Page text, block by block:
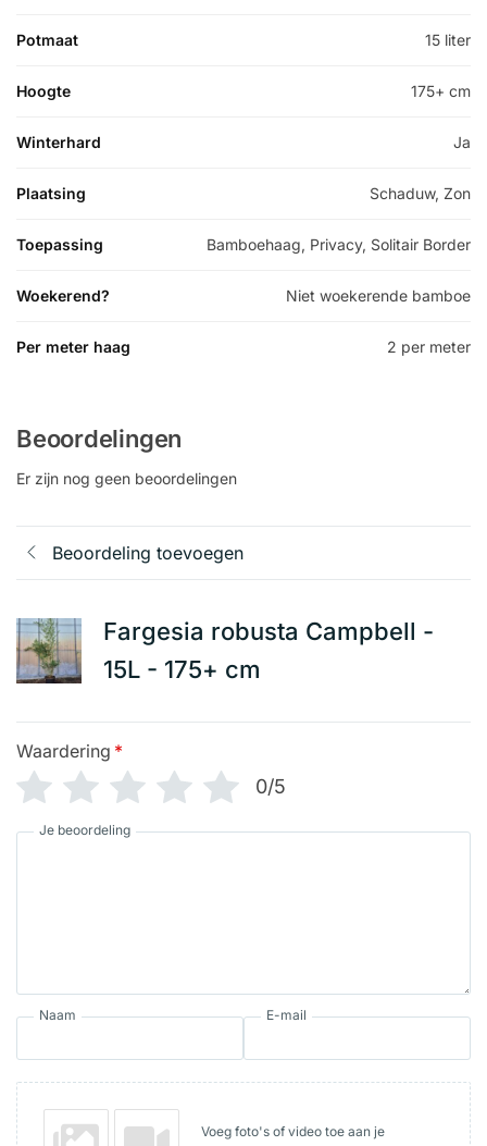
Potmaat 15 liter
Hoogte 175+ cm
Winterhard Ja
Plaatsing Schaduw, Zon
Toepassing Bamboehaag, Privacy, Solitair Border
Woekerend? Niet woekerende bamboe
Per meter haag 2 per meter
Beoordelingen
Er zijn nog geen beoordelingen
Beoordeling toevoegen
Fargesia robusta Campbell -
15L - 175+ cm
Waardering *
0/5
Je beoordeling
Naam E-mail
Voeg foto's of video toe aan je